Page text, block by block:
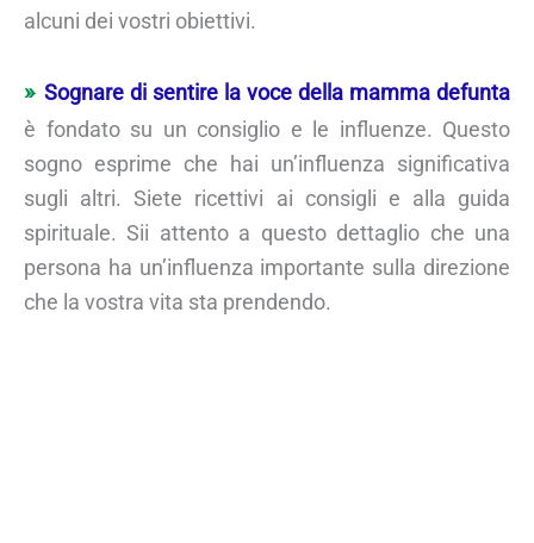
alcuni dei vostri obiettivi.
Sognare di sentire la voce della mamma defunta
è fondato su un consiglio e le influenze. Questo
sogno esprime che hai un’influenza significativa
sugli altri. Siete ricettivi ai consigli e alla guida
spirituale. Sii attento a questo dettaglio che una
persona ha un’influenza importante sulla direzione
che la vostra vita sta prendendo.